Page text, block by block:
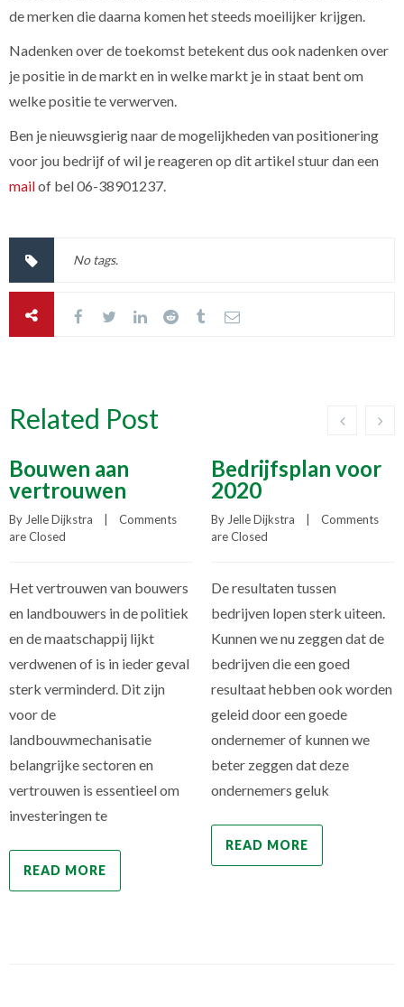
de merken die daarna komen het steeds moeilijker krijgen.
Nadenken over de toekomst betekent dus ook nadenken over
je positie in de markt en in welke markt je in staat bent om
welke positie te verwerven.
Ben je nieuwsgierig naar de mogelijkheden van positionering
voor jou bedrijf of wil je reageren op dit artikel stuur dan een
mailof bel 06-38901237.
No tags.
Related Post
Bouwen aan
vertrouwen
By Jelle Dijkstra
Comments
are Closed
Het vertrouwen van bouwers
en landbouwers in de politiek
en de maatschappij lijkt
verdwenen of is in ieder geval
sterk verminderd. Dit zijn
voor de
landbouwmechanisatie
belangrijke sectoren en
vertrouwen is essentieel om
investeringen te
READ MORE
Bedrijfsplan voor
2020
By Jelle Dijkstra
Comments
are Closed
De resultaten tussen
bedrijven lopen sterk uiteen.
Kunnen we nu zeggen dat de
bedrijven die een goed
resultaat hebben ook worden
geleid door een goede
ondernemer of kunnen we
beter zeggen dat deze
ondernemers geluk
READ MORE